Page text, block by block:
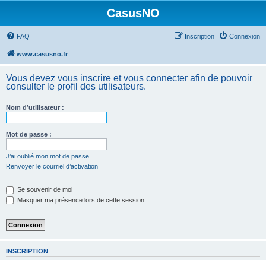
CasusNO
FAQ Connexion
Inscription
www.casusno.fr
Vous devez vous inscrire et vous connecter afin de pouvoir
consulter le profil des utilisateurs.
Nom d’utilisateur :
Mot de passe :
J’ai oublié mon mot de passe
Renvoyer le courriel d’activation
Se souvenir de moi
Masquer ma présence lors de cette session
INSCRIPTION